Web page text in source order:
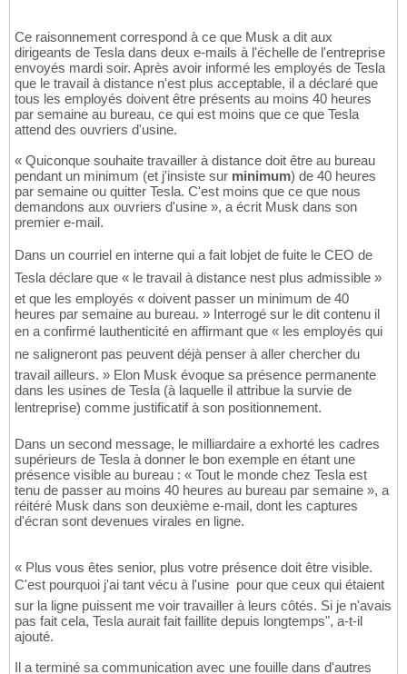
Ce raisonnement correspond à ce que Musk a dit aux
dirigeants de Tesla dans deux e-mails à l'échelle de l'entreprise
envoyés mardi soir. Après avoir informé les employés de Tesla
que le travail à distance n'est plus acceptable, il a déclaré que
tous les employés doivent être présents au moins 40 heures
par semaine au bureau, ce qui est moins que ce que Tesla
attend des ouvriers d'usine.
« Quiconque souhaite travailler à distance doit être au bureau
pendant un minimum (et j'insiste sur minimum) de 40 heures
par semaine ou quitter Tesla. C'est moins que ce que nous
demandons aux ouvriers d'usine », a écrit Musk dans son
premier e-mail.
Dans un courriel en interne qui a fait lobjet de fuite le CEO de
Tesla déclare que « le travail à distance nest plus admissible »
et que les employés « doivent passer un minimum de 40
heures par semaine au bureau. » Interrogé sur le dit contenu il
en a confirmé lauthenticité en affirmant que « les employés qui
ne saligneront pas peuvent déjà penser à aller chercher du
travail ailleurs. » Elon Musk évoque sa présence permanente
dans les usines de Tesla (à laquelle il attribue la survie de
lentreprise) comme justificatif à son positionnement.
Dans un second message, le milliardaire a exhorté les cadres
supérieurs de Tesla à donner le bon exemple en étant une
présence visible au bureau : « Tout le monde chez Tesla est
tenu de passer au moins 40 heures au bureau par semaine », a
réitéré Musk dans son deuxième e-mail, dont les captures
d'écran sont devenues virales en ligne.
« Plus vous êtes senior, plus votre présence doit être visible.
C'est pourquoi j'ai tant vécu à l'usine  pour que ceux qui étaient
sur la ligne puissent me voir travailler à leurs côtés. Si je n'avais
pas fait cela, Tesla aurait fait faillite depuis longtemps", a-t-il
ajouté.
Il a terminé sa communication avec une fouille dans d'autres